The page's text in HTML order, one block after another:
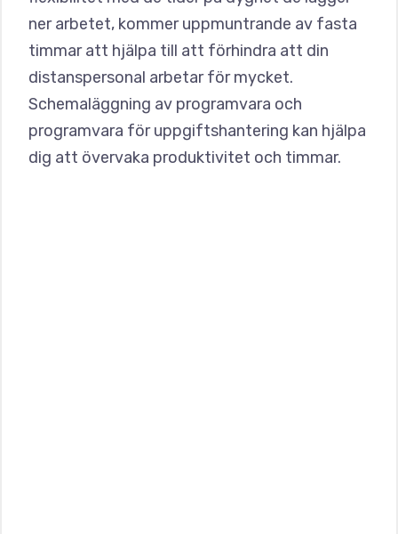
ner arbetet, kommer uppmuntrande av fasta
timmar att hjälpa till att förhindra att din
distanspersonal arbetar för mycket.
Schemaläggning av programvara och
programvara för uppgiftshantering kan hjälpa
dig att övervaka produktivitet och timmar.